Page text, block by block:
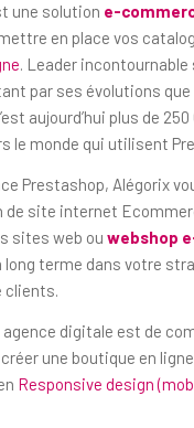
une solution e-
en place vos
. Leader incontournable
par ses évolutions
aujourd’hui plus de
le monde qui utilisent
Prestashop, Alégorix
de site internet
sites web ou webshop
long terme dans votre
clients.
agence digitale est de
une boutique en
Responsive design